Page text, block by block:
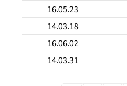
16.05.23
14.03.18
16.06.02
14.03.31